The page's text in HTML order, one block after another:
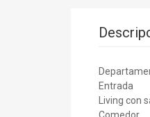
Entrada
Living con